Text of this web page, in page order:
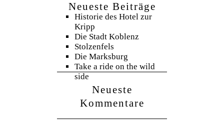
Neueste Beiträge
Historie des Hotel zur
Kripp
Die Stadt Koblenz
Stolzenfels
Die Marksburg
Take a ride on the wild
side
Neueste
Kommentare